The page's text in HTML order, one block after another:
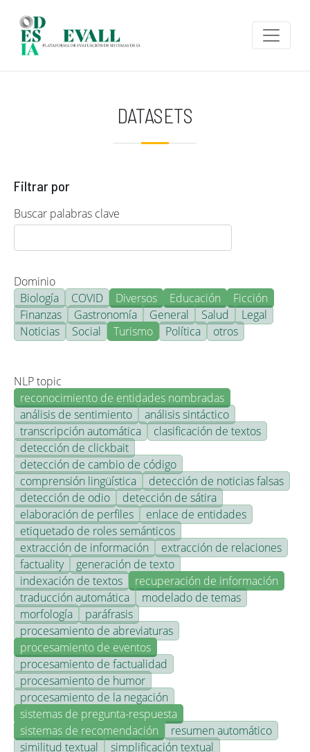
DATASETS
Filtrar por
Buscar palabras clave
Dominio
Biología
COVID Diversos Educación
Ficción
Finanzas
Gastronomía General Salud
Legal
Noticias
Social Turismo Política otros
NLP topic
reconocimiento de entidades nombradas
análisis de sentimiento
análisis sintáctico
transcripción automática
clasificación de textos
detección de clickbait
detección de cambio de código
comprensión lingüística
detección de noticias falsas
detección de odio
detección de sátira
elaboración de perfiles
enlace de entidades
etiquetado de roles semánticos
extracción de información
extracción de relaciones
factuality
generación de texto
indexación de textos
recuperación de información
traducción automática
modelado de temas
morfología
paráfrasis
procesamiento de abreviaturas
procesamiento de eventos
procesamiento de factualidad
procesamiento de humor
procesamiento de la negación
sistemas de pregunta-respuesta
sistemas de recomendación
resumen automático
similitud textual
simplificación textual